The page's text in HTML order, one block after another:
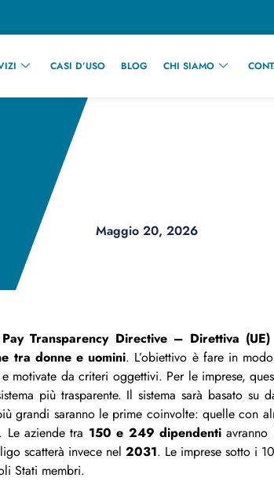
CASI D’USO BLOG CHI SIAMO
Maggio 20, 2026
Pay Transparency Directive – Direttiva
tra donne e uomini. L’obiettivo è fare in
da criteri oggettivi. Per le imprese,
più trasparente. Il sistema sarà basato
grandi saranno le prime coinvolte: quelle con
aziende tra 150 e 249 dipendentiavranno
scatterà invece nel 2031. Le imprese sotto i
Stati membri.